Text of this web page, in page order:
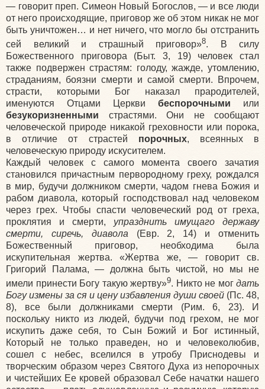
— говорит преп. Симеон Новый Богослов, — и все люди
от него происходящие, приговор же об этом никак не мог
быть уничтожен… и нет ничего, что могло бы отстранить
сей великий и страшный приговор»8. В силу
Божественного приговора (Быт. 3, 19) человек стал
также подвержен страстям: голоду, жажде, утомлению,
страданиям, боязни смерти и самой смерти. Впрочем,
страсти, которыми Бог наказал прародителей,
именуются Отцами Церкви беспорочными или
безукоризненными страстями. Они не сообщают
человеческой природе никакой греховности или порока,
в отличие от страстей порочных, всеянных в
человеческую природу искусителем.
Каждый человек с самого момента своего зачатия
становился причастным первородному греху, рождался
в мир, будучи должником смерти, чадом гнева Божия и
рабом диавола, который господствовал над человеком
через грех. Чтобы спасти человеческий род от греха,
проклятия и смерти, упразднить имущаго державу
смерти, сиречь, диавола (Евр. 2, 14) и отменить
Божественный приговор, необходима была
искупительная жертва. «Жертва же, — говорит св.
Григорий Палама, — должна быть чистой, но мы не
имели принести Богу такую жертву»9. Никто не мог дать
Богу измены за ся и цену избавления души своей (Пс. 48,
8), все были должниками смерти (Рим. 6, 23). И
поскольку никто из людей, будучи под грехом, не мог
искупить даже себя, то Сын Божий и Бог истинный,
Который не только праведен, но и человеколюбив,
сошел с небес, вселился в утробу Приснодевы и
творческим образом через Святого Духа из непорочных
и чистейших Ее кровей образовал Себе начатки нашего